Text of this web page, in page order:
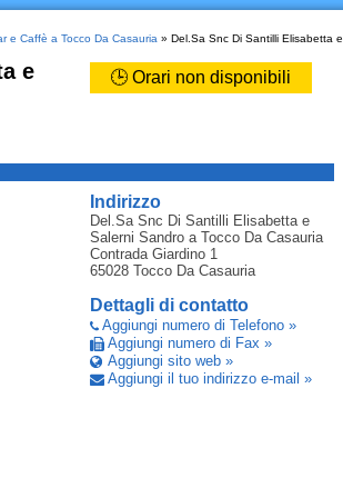
e Caffè a Tocco Da Casauria » Del.Sa Snc Di Santilli Elisabetta e
e
🕒 Orari non disponibili
Indirizzo
Del.Sa Snc Di Santilli Elisabetta e
Salerni Sandroa Tocco Da Casauria
Contrada Giardino 1
65028 Tocco Da Casauria
Dettagli di contatto
Aggiungi numero di Telefono »
Aggiungi numero di Fax »
Aggiungi sito web »
Aggiungi il tuo indirizzo e-mail »